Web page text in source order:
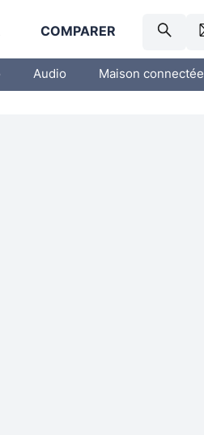
COMPARER
Audio Maison connectée